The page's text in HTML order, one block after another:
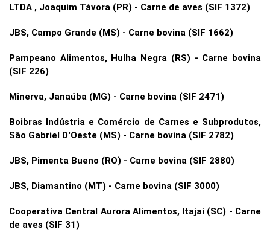
LTDA , Joaquim Távora (PR) - Carne de aves (SIF 1372)
JBS, Campo Grande (MS) - Carne bovina (SIF 1662)
Pampeano Alimentos, Hulha Negra (RS) - Carne bovina
(SIF 226)
Minerva, Janaúba (MG) - Carne bovina (SIF 2471)
Boibras Indústria e Comércio de Carnes e Subprodutos,
São Gabriel D'Oeste (MS) - Carne bovina (SIF 2782)
JBS, Pimenta Bueno (RO) - Carne bovina (SIF 2880)
JBS, Diamantino (MT) - Carne bovina (SIF 3000)
Cooperativa Central Aurora Alimentos, Itajaí (SC) - Carne
de aves (SIF 31)